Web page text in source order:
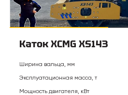
Каток XCMG XS143
Ширина вальца, мм
Эксплуатационная масса, т
Мощность двигателя, кВт